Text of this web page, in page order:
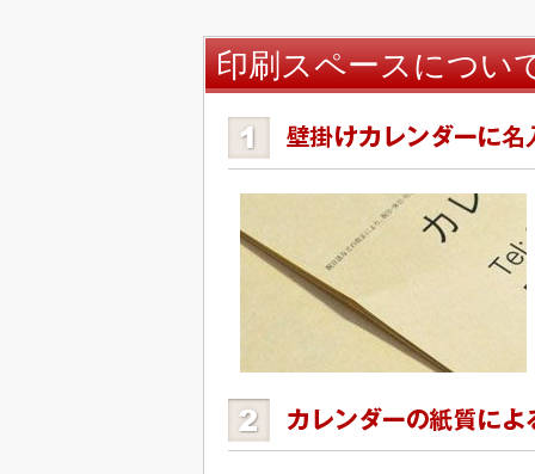
印刷スペースについ